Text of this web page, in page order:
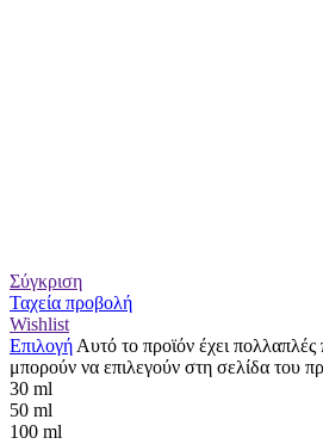
Σύγκριση
Ταχεία προβολή
Wishlist
Επιλογή Αυτό το προϊόν έχει
μπορούν να επιλεγούν στη σελίδα του
30 ml
50 ml
100 ml